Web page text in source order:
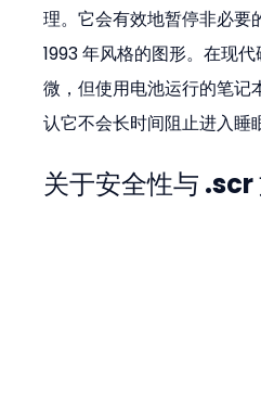
理。它会有效地暂停非必要
1993 年风格的图形。在现
微，但使用电池运行的笔记
认它不会长时间阻止进入睡
关于安全性与 .scr